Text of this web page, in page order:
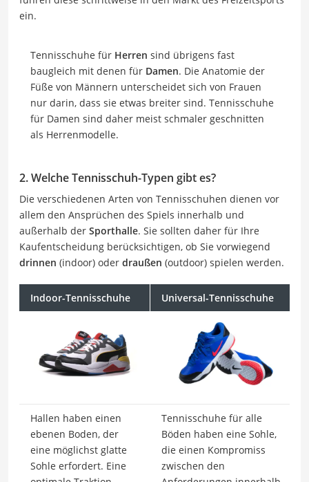
ein.
Tennisschuhe für Herren sind übrigens fast
baugleich mit denen für Damen. Die Anatomie der
Füße von Männern unterscheidet sich von Frauen
nur darin, dass sie etwas breiter sind. Tennisschuhe
für Damen sind daher meist schmaler geschnitten
als Herrenmodelle.
2. Welche Tennisschuh-Typen gibt es?
Die verschiedenen Arten von Tennisschuhen dienen vor
allem den Ansprüchen des Spiels innerhalb und
außerhalb der Sporthalle. Sie sollten daher für Ihre
Kaufentscheidung berücksichtigen, ob Sie vorwiegend
drinnen (indoor) oder draußen (outdoor) spielen werden.
Indoor-Tennisschuhe Universal-Tennisschuhe
Hallen haben einen
ebenen Boden, der
eine möglichst glatte
Sohle erfordert. Eine
Tennisschuhe für alle
Böden haben eine Sohle,
die einen Kompromiss
zwischen den